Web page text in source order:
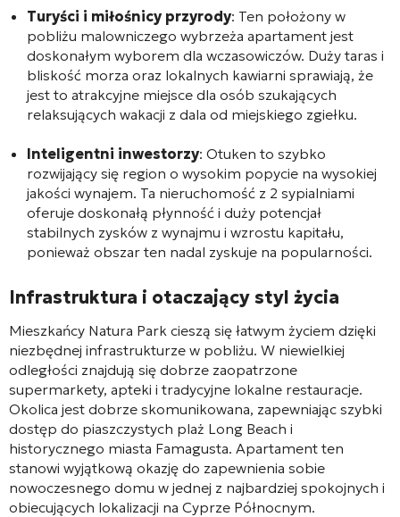
Turyści i miłośnicy przyrody: Ten położony w
pobliżu malowniczego wybrzeża apartament jest
doskonałym wyborem dla wczasowiczów. Duży taras i
bliskość morza oraz lokalnych kawiarni sprawiają, że
jest to atrakcyjne miejsce dla osób szukających
relaksujących wakacji z dala od miejskiego zgiełku.
Inteligentni inwestorzy: Otuken to szybko
rozwijający się region o wysokim popycie na wysokiej
jakości wynajem. Ta nieruchomość z 2 sypialniami
oferuje doskonałą płynność i duży potencjał
stabilnych zysków z wynajmu i wzrostu kapitału,
ponieważ obszar ten nadal zyskuje na popularności.
Infrastruktura i otaczający styl życia
Mieszkańcy Natura Park cieszą się łatwym życiem dzięki
niezbędnej infrastrukturze w pobliżu. W niewielkiej
odległości znajdują się dobrze zaopatrzone
supermarkety, apteki i tradycyjne lokalne restauracje.
Okolica jest dobrze skomunikowana, zapewniając szybki
dostęp do piaszczystych plaż Long Beach i
historycznego miasta Famagusta. Apartament ten
stanowi wyjątkową okazję do zapewnienia sobie
nowoczesnego domu w jednej z najbardziej spokojnych i
obiecujących lokalizacji na Cyprze Północnym.